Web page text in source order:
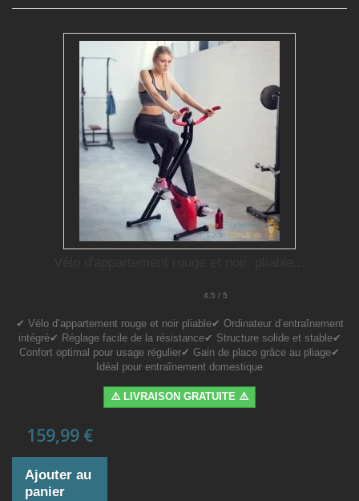
4.5 / 5
✔ Vélo d’appartement rouge et noir pliable✔ Ordinateur d’entraînement
intégré✔ Réglage facile de la résistance✔ Structure solide et stable✔
Confort optimal pour usage régulier✔ Gain de place grâce au pliage✔
Idéal pour entraînement domestique
⚠️ LIVRAISON GRATUITE ⚠️
159,99 €
Ajouter au
panier